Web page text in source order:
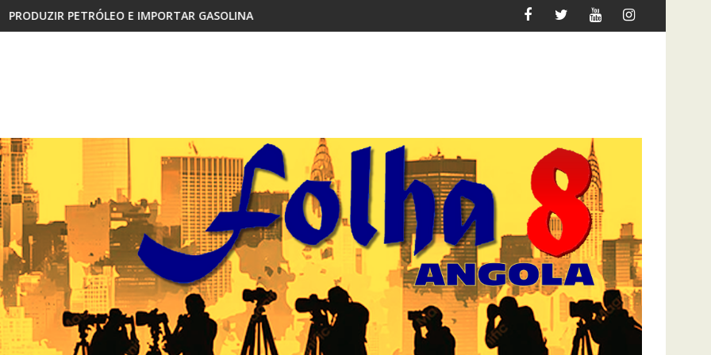
GASOLINA CABINDA, TERRITÓRIO SEM PAZ E A FLEC-FAC LÁ ESTÁ… DE PÉLEI CONTRA AS “FAKE NEWS”? MPLA